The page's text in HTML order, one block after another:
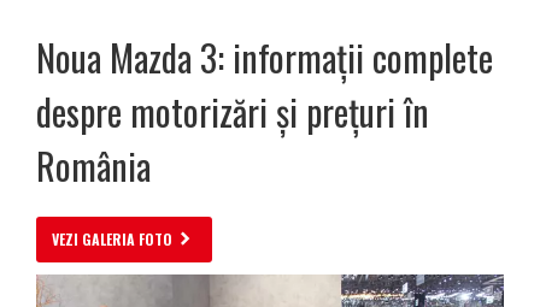
Noua Mazda 3: informații complete
despre motorizări și prețuri în
România
VEZI GALERIA FOTO